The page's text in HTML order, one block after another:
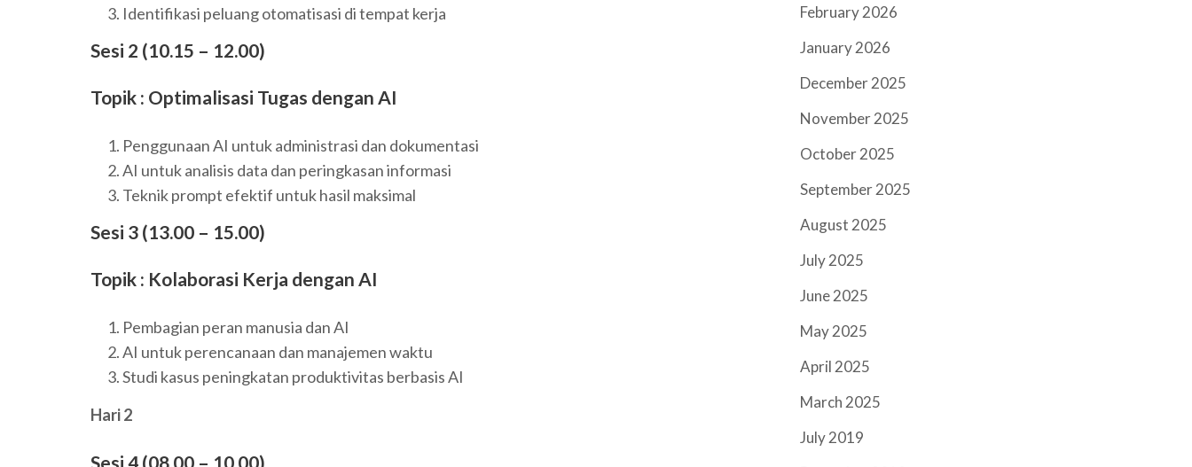
Identifikasi peluang otomatisasi di tempat kerja
Sesi 2 (10.15 – 12.00)
Topik : Optimalisasi Tugas dengan AI
Penggunaan AI untuk administrasi dan dokumentasi
AI untuk analisis data dan peringkasan informasi
Teknik prompt efektif untuk hasil maksimal
Sesi 3 (13.00 – 15.00)
Topik : Kolaborasi Kerja dengan AI
Pembagian peran manusia dan AI
AI untuk perencanaan dan manajemen waktu
Studi kasus peningkatan produktivitas berbasis AI
Hari 2
Sesi 4 (08.00 – 10.00)
February 2026
January 2026
December 2025
November 2025
October 2025
September 2025
August 2025
July 2025
June 2025
May 2025
April 2025
March 2025
July 2019